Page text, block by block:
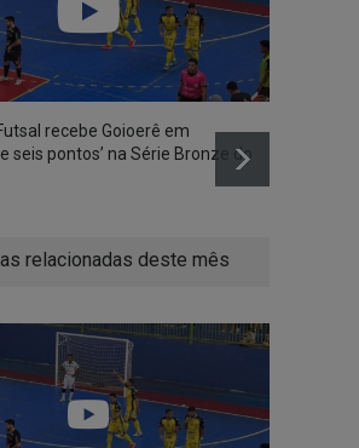
recebe Goioerê em
seis pontos’ na Série Bronze do
relacionadas deste mês